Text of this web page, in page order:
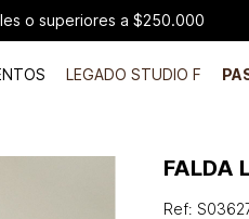
o superiores a $250.000
LEGADO STUDIO F
FALDA
Ref: